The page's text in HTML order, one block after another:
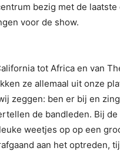
bezig met de
voor de show.
tot Africa en van
ze allemaal uit onze
zeggen: ben er bij en
de bandleden. Bij
weetjes op op een
aan het optreden,